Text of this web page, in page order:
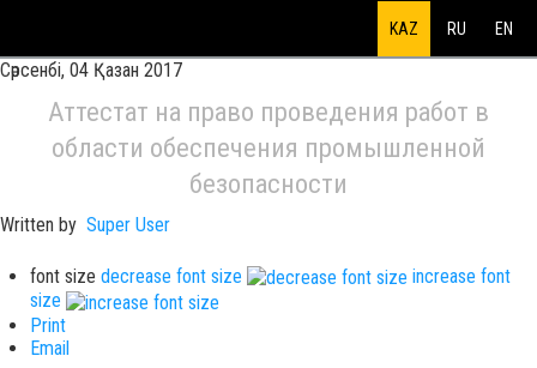
KAZ RU EN
Сәрсенбі, 04 Қазан 2017
Аттестат на право проведения работ в
области обеспечения промышленной
безопасности
Written by Super User
font size decrease font size
increase font
size
Print
Email